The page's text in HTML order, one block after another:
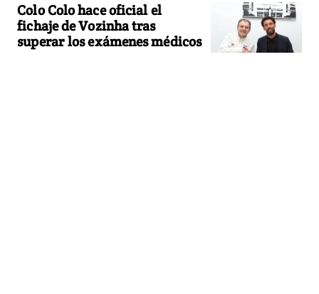
Colo Colo hace oficial el
fichaje de Vozinha tras
superar los exámenes médicos